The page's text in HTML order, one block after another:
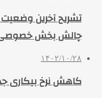
چالش بخش خصوصی
۱۴۰۲/۱۰/۲۸
کاهش نرخ بیکاری